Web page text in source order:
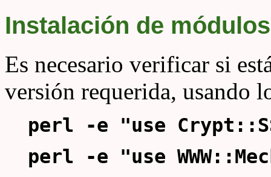
Instalación de
Es necesario verificar si
versión requerida, usando
perl -e "use
perl -e "use